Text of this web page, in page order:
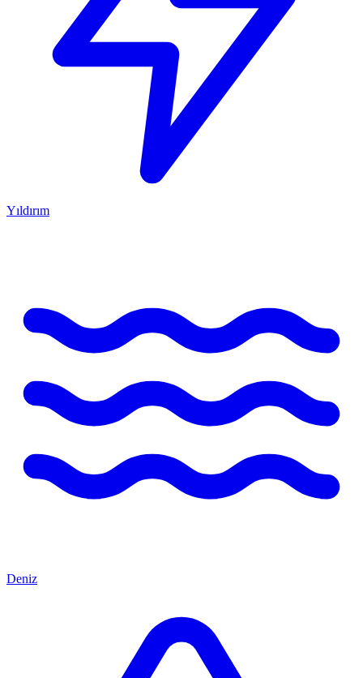
Yıldırım
Deniz